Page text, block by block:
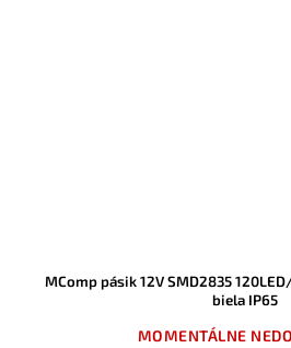
MComp pásik 12V SMD2835
biela IP65
MOMENTÁLNE